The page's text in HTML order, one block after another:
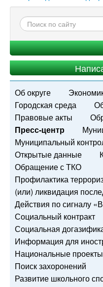
Об округе
Городская среда
Правовые акты
Пресс-центр
Муниципальный
Открытые данные
Обращение с ТКО
Профилактика
(или) ликвидация
Действия по
Социальный контракт
Социальная
Информация для
Национальные проекты
Поиск захоронений
Развитие школьного